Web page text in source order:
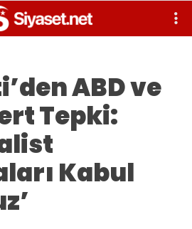
ABD ve
Tepki:
Kabul